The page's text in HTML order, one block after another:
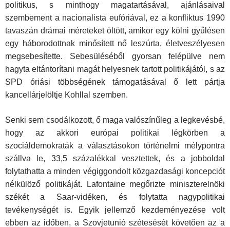
politikus, s minthogy magatartásával, ajánlásaival
szembement a nacionalista eufóriával, ez a konfliktus 1990
tavaszán drámai méreteket öltött, amikor egy kölni gyűlésen
egy háborodottnak minősített nő leszúrta, életveszélyesen
megsebesítette. Sebesüléséből gyorsan felépülve nem
hagyta eltántorítani magát helyesnek tartott politikájától, s az
SPD óriási többségének támogatásával ő lett pártja
kancellárjelöltje Kohllal szemben.
Senki sem csodálkozott, ő maga valószínűleg a legkevésbé,
hogy az akkori európai politikai légkörben a
szociáldemokraták a választásokon történelmi mélypontra
szállva le, 33,5 százalékkal vesztettek, és a jobboldal
folytathatta a minden végiggondolt közgazdasági koncepciót
nélkülöző politikáját. Lafontaine megőrizte miniszterelnöki
székét a Saar-vidéken, és folytatta nagypolitikai
tevékenységét is. Egyik jellemző kezdeményezése volt
ebben az időben, a Szovjetunió szétesését követően az a